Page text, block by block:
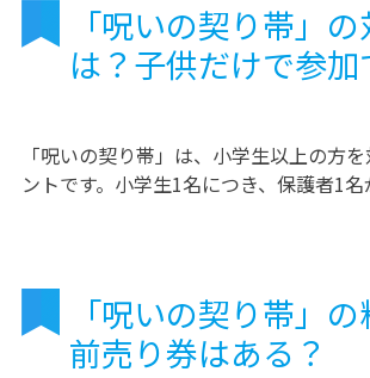
「呪いの契り帯」
は？子供だけで参加
「呪いの契り帯」は、小学生以上の方
ントです。小学生1名につき、保護者1名
「呪いの契り帯」
前売り券はある？